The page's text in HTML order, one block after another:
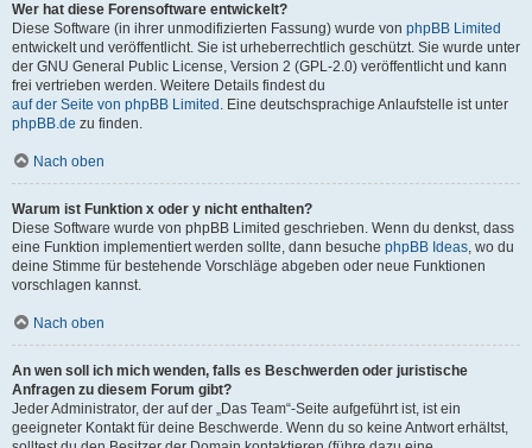
Wer hat diese Forensoftware entwickelt?
Diese Software (in ihrer unmodifizierten Fassung) wurde von phpBB Limited
entwickelt und veröffentlicht. Sie ist urheberrechtlich geschützt. Sie wurde unter
der GNU General Public License, Version 2 (GPL-2.0) veröffentlicht und kann
frei vertrieben werden. Weitere Details findest du
auf der Seite von phpBB Limited . Eine deutschsprachige Anlaufstelle ist unter
phpBB.de zu finden.
Nach oben
Warum ist Funktion x oder y nicht enthalten?
Diese Software wurde von phpBB Limited geschrieben. Wenn du denkst, dass
eine Funktion implementiert werden sollte, dann besuche phpBB Ideas, wo du
deine Stimme für bestehende Vorschläge abgeben oder neue Funktionen
vorschlagen kannst.
Nach oben
An wen soll ich mich wenden, falls es Beschwerden oder juristische
Anfragen zu diesem Forum gibt?
Jeder Administrator, der auf der „Das Team“-Seite aufgeführt ist, ist ein
geeigneter Kontakt für deine Beschwerde. Wenn du so keine Antwort erhältst,